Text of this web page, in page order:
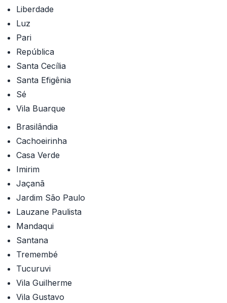
Liberdade
Luz
Pari
República
Santa Cecília
Santa Efigênia
Sé
Vila Buarque
Brasilândia
Cachoeirinha
Casa Verde
Imirim
Jaçanã
Jardim São Paulo
Lauzane Paulista
Mandaqui
Santana
Tremembé
Tucuruvi
Vila Guilherme
Vila Gustavo